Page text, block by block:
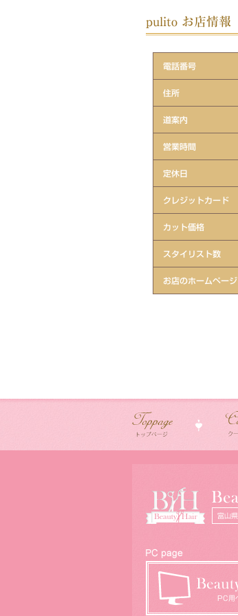
pulito お店情報
電話番号
住所
道案内
営業時間
定休日
クレジットカード
カット価格
スタイリスト数
お店のホームページ